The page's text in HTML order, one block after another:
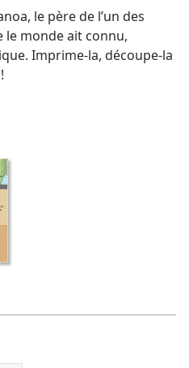
le père de l’un des
le monde ait connu,
Imprime-la, découpe-la